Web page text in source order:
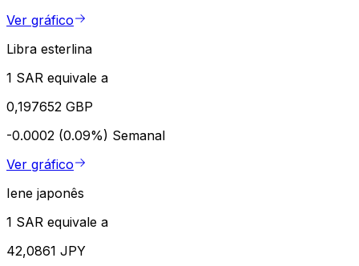
Ver gráfico
Libra esterlina
1 SAR equivale a
0,197652 GBP
-0.0002 (0.09%) Semanal
Ver gráfico
Iene japonês
1 SAR equivale a
42,0861 JPY